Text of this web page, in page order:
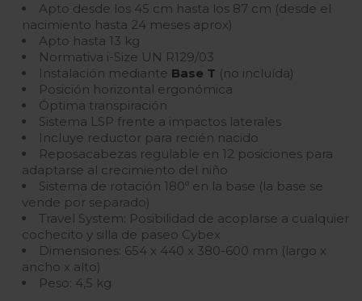
Apto desde los 45 cm hasta los 87 cm (desde el
nacimiento hasta 24 meses aprox)
Apto hasta 13 kg
Normativa i-Size UN R129/03
Instalación mediante Base T (no incluída)
Posición horizontal ergonómica
Óptima transpiración
Sistema LSP frente a impactos laterales
Incluye reductor para recién nacido
Reposacabezas regulable en 12 posiciones para
adaptarse al crecimiento del niño
Sistema de rotación 180º en la base (la base se
vende por separado)
Travel System: Posibilidad de acoplarse a cualquier
cochecito y silla de paseo Cybex
Dimensiones: 654 x 440 x 380-600 mm (largo x
ancho x alto)
Peso: 4,5 kg